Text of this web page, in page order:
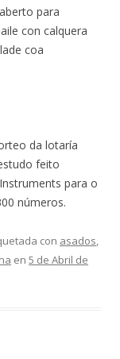
para
con calquera
coa
da lotaría
feito
para o
números.
con asados,
en 5 de Abril de